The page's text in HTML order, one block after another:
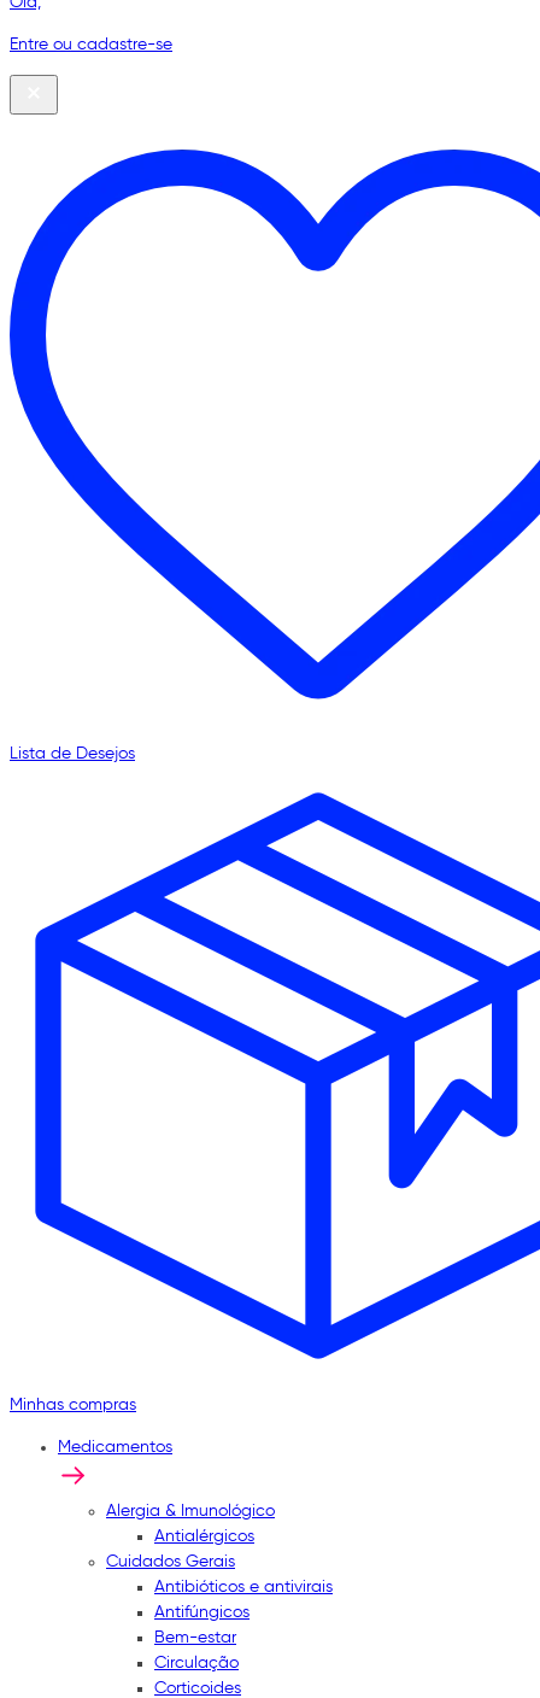
Entre ou cadastre-se
Lista de Desejos
Minhas compras
Medicamentos
Alergia & Imunológico
Antialérgicos
Cuidados Gerais
Antibióticos e antivirais
Antifúngicos
Bem-estar
Circulação
Corticoides